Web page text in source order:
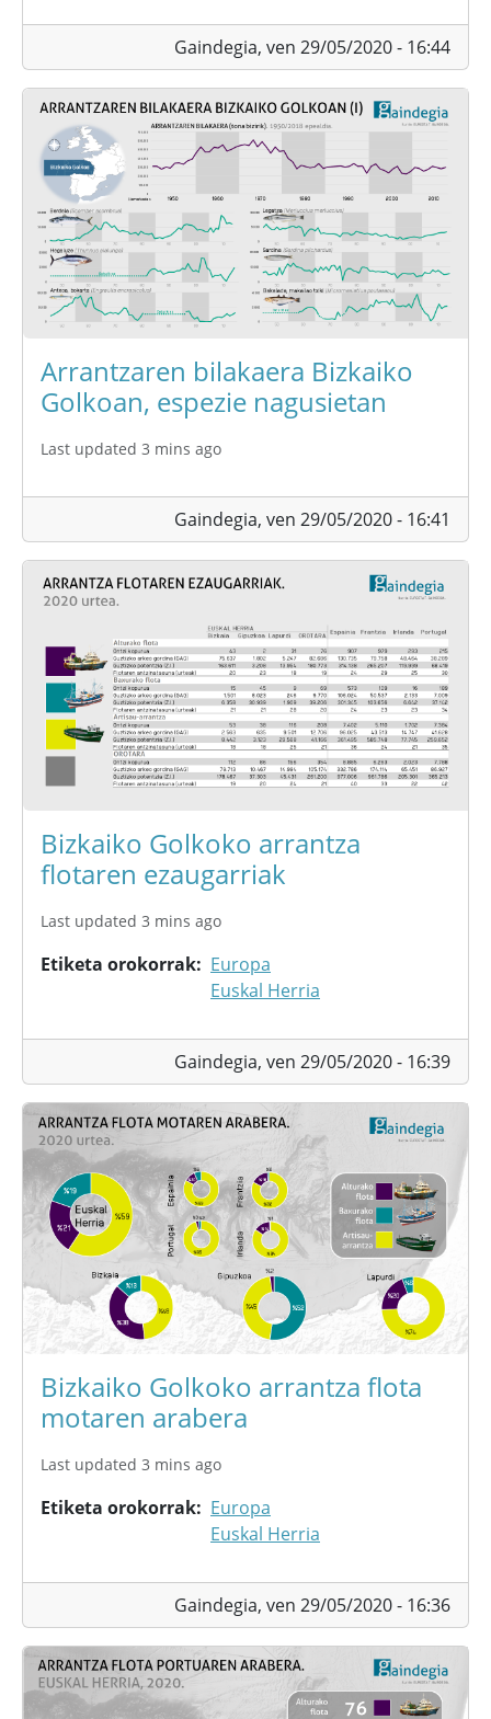
Gaindegia, ven 29/05/2020 - 16:44
Arrantzaren bilakaera Bizkaiko
Golkoan, espezie nagusietan
Last updated 3 mins ago
Gaindegia, ven 29/05/2020 - 16:41
Bizkaiko Golkoko arrantza
flotaren ezaugarriak
Last updated 3 mins ago
Etiketa orokorrak
Europa
Euskal Herria
Gaindegia, ven 29/05/2020 - 16:39
Bizkaiko Golkoko arrantza flota
motaren arabera
Last updated 3 mins ago
Etiketa orokorrak
Europa
Euskal Herria
Gaindegia, ven 29/05/2020 - 16:36